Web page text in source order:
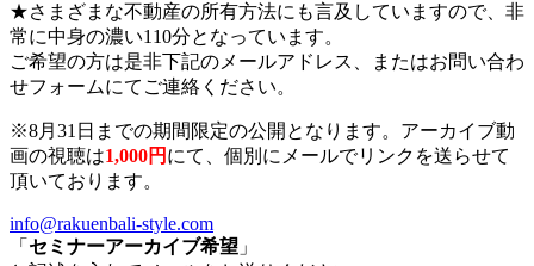
★さまざまな不動産の所有方法にも言及していますので、非
常に中身の濃い110分となっています。
ご希望の方は是非下記のメールアドレス、またはお問い合わ
せフォームにてご連絡ください。
※8月31日までの期間限定の公開となります。アーカイブ動
画の視聴は1,000円 にて、個別にメールでリンクを送らせて
頂いております。
info@rakuenbali-style.com
「 セミナーアーカイブ希望 」